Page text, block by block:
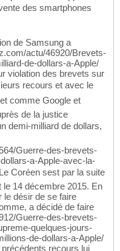
des smartphones
de Samsung a
actu/46920/Brevets-
de-dollars-a-Apple/
violation des brevets sur
recours et avec le
comme Google et
de la justice
demi-milliard de dollars,
Guerre-des-brevets-
a-Apple-avec-la-
Coréen sest par la suite
14 décembre 2015. En
le désir de se faire
a décidé de faire
Guerre-des-brevets-
quelques-jours-
de-dollars-a-Apple/
recours lui